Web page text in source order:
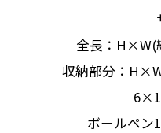
全長：
収納部分：
ボールペン